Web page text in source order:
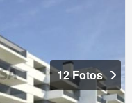
12 Fotos